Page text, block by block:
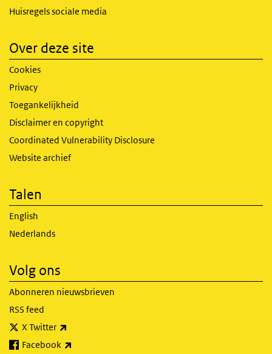
Huisregels sociale media
Over deze site
Cookies
Privacy
Toegankelijkheid
Disclaimer en copyright
Coordinated Vulnerability Disclosure
Website archief
Talen
English
Nederlands
Volg ons
Abonneren nieuwsbrieven
RSS feed
X Twitter
Facebook